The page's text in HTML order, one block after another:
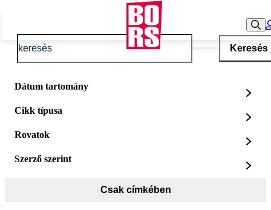
Keresés
Dátum tartomány
Cikk típusa
Rovatok
Szerző szerint
Csak címkében